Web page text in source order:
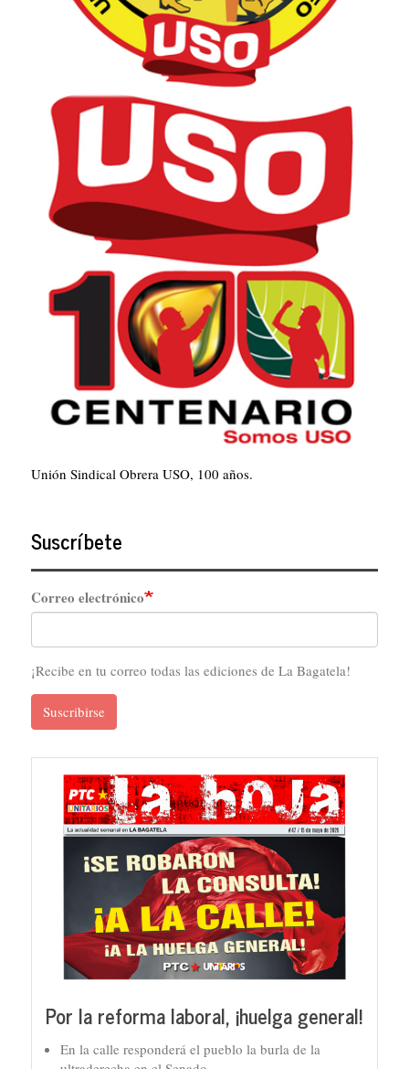
Unión Sindical Obrera USO, 100 años.
Suscríbete
Correo electrónico
¡Recibe en tu correo todas las ediciones de La Bagatela!
Suscribirse
Por la reforma laboral, ¡huelga general!
En la calle responderá el pueblo la burla de la